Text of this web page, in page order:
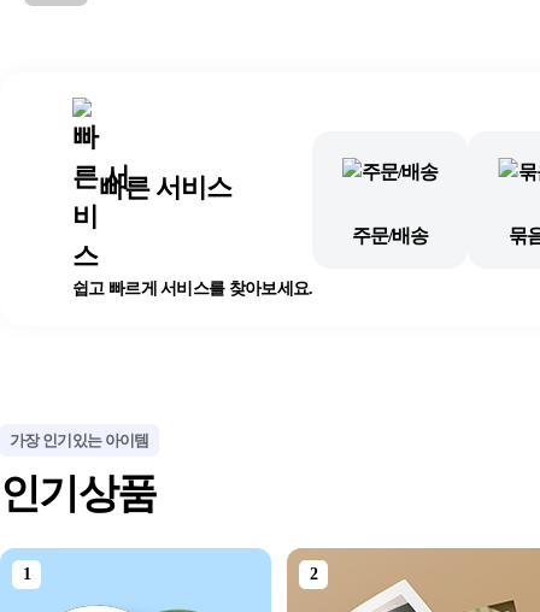
빠른 서비스
쉽고 빠르게 서비스를 찾아보세요.
주문/배송 묶
인기상품
가장 인기있는 아이템
1 2